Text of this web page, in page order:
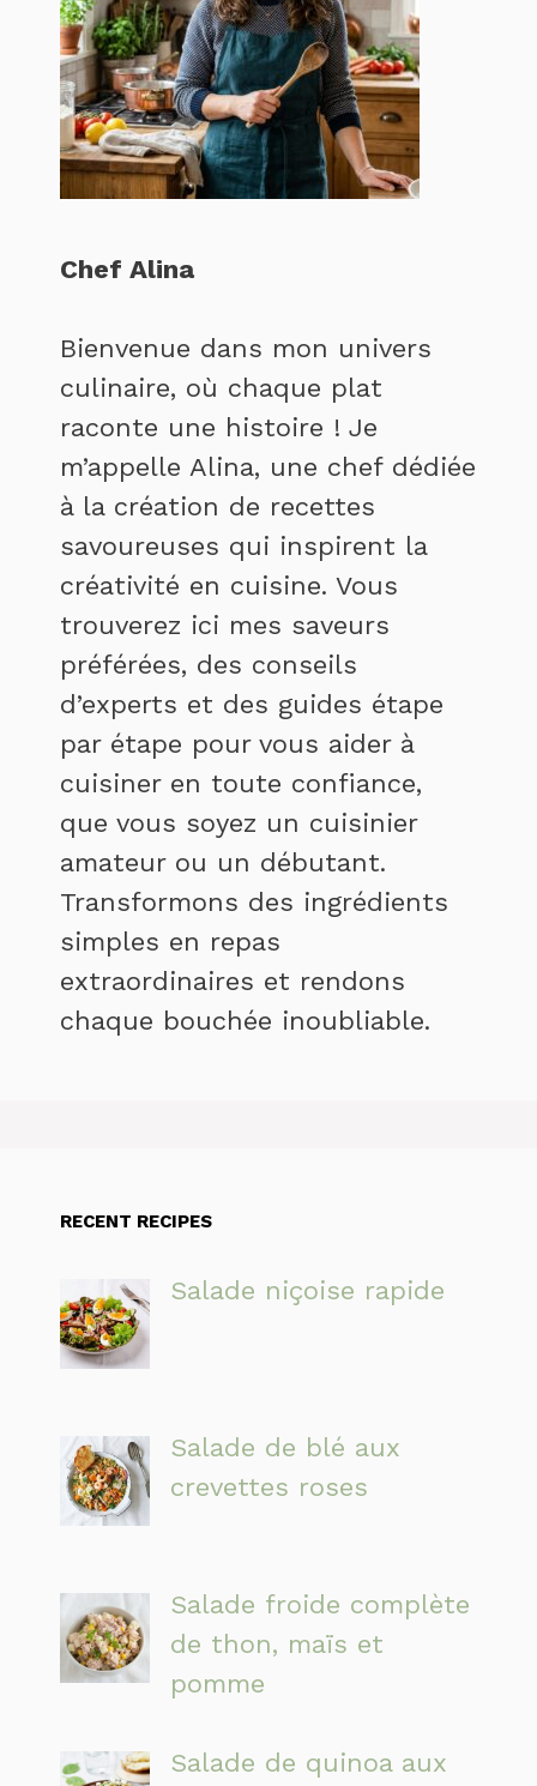
Chef Alina
Bienvenue dans mon univers
culinaire, où chaque plat
raconte une histoire ! Je
m’appelle Alina, une chef dédiée
à la création de recettes
savoureuses qui inspirent la
créativité en cuisine. Vous
trouverez ici mes saveurs
préférées, des conseils
d’experts et des guides étape
par étape pour vous aider à
cuisiner en toute confiance,
que vous soyez un cuisinier
amateur ou un débutant.
Transformons des ingrédients
simples en repas
extraordinaires et rendons
chaque bouchée inoubliable.
RECENT RECIPES
Salade niçoise rapide
Salade de blé aux
crevettes roses
Salade froide complète
de thon, maïs et
pomme
Salade de quinoa aux